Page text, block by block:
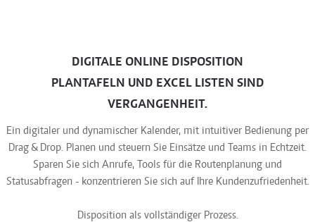
DIGITALE ONLINE DISPOSITION
PLANTAFELN UND EXCEL LISTEN SIND
VERGANGENHEIT.
Ein digitaler und dynamischer Kalender, mit intuitiver Bedienung per
Drag & Drop. Planen und steuern Sie Einsätze und Teams in Echtzeit.
Sparen Sie sich Anrufe, Tools für die Routenplanung und
Statusabfragen - konzentrieren Sie sich auf Ihre Kundenzufriedenheit.
Disposition als vollständiger Prozess.